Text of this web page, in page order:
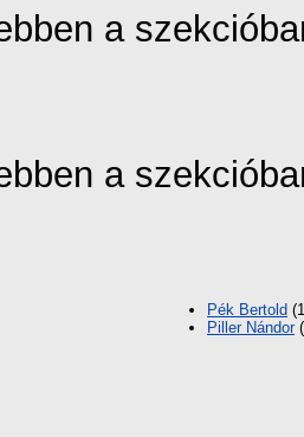
a
a
Pék Bertold
Piller Nándor